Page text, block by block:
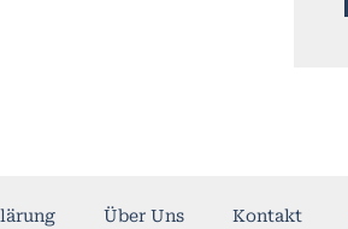
Über Uns Kontakt